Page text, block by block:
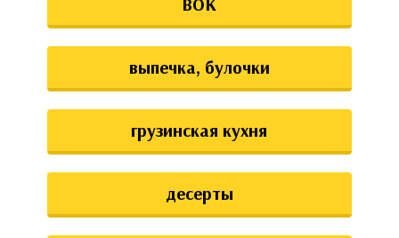
выпечка, булочки
грузинская кухня
десерты